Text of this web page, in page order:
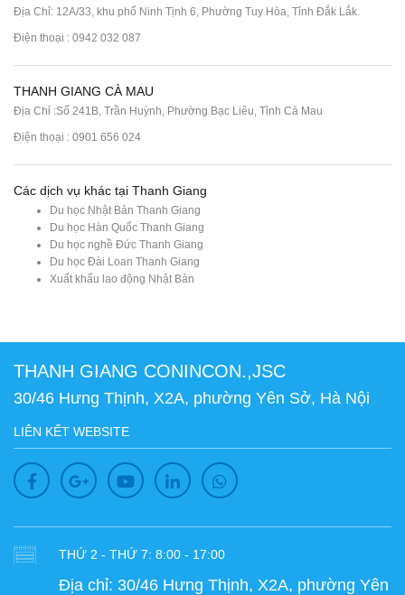
Địa Chỉ: 12A/33, khu phố Ninh Tịnh 6, Phường Tuy Hòa, Tỉnh Đắk Lắk.
Điện thoại : 0942 032 087
THANH GIANG CÀ MAU
Địa Chỉ :Số 241B, Trần Huỳnh, Phường Bạc Liêu, Tỉnh Cà Mau
Điện thoại : 0901 656 024
Các dịch vụ khác tại Thanh Giang
Du học Nhật Bản Thanh Giang
Du học Hàn Quốc Thanh Giang
Du học nghề Đức Thanh Giang
Du học Đài Loan Thanh Giang
Xuất khẩu lao động Nhật Bản
THANH GIANG CONINCON.,JSC
30/46 Hưng Thịnh, X2A, phường Yên Sở, Hà Nội
LIÊN KẾT WEBSITE
THỨ 2 - THỨ 7: 8:00 - 17:00
Địa chỉ: 30/46 Hưng Thịnh, X2A, phường Yên